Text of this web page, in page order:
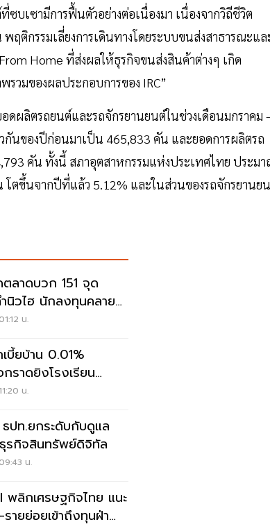
บเซามีการฟื้นตัวอย่างต่อเนื่องมา เนื่องจากวิถีชีวิต
ติกรรมเลี่ยงการเดินทางโดยระบบขนส่งสาธารณะแล
Home ที่ส่งผลให้ธุรกิจขนส่งสินค้าต่างๆ เกิด
วมของผลประกอบการของ IRC”
ดผลิตรถยนต์และรถจักรยานยนต์ในช่วงเดือนมกราคม
กันของปีก่อนมาเป็น 465,833 คัน และยอดการผลิตรถ
คัน ทั้งนี้ สภาอุตสาหกรรมแห่งประเทศไทย ประม
ตขึ้นจากปีที่แล้ว 5.12% และในส่วนของรถจักรยานย
ลาดบวก 151 จุด
นิวไฮ นักลงทุนคลาย
อกเบี้ย
น.
บี้ยบ้าน 0.01%
กราดยิงโรงเรียน
น.
ปท.ยกระดับกับดูแล
รกิจสินทรัพย์ดิจิทัล
น.
พลิกเศรษฐกิจไทย แนะ
รายย่อยเข้าถึงทุนฝ่า